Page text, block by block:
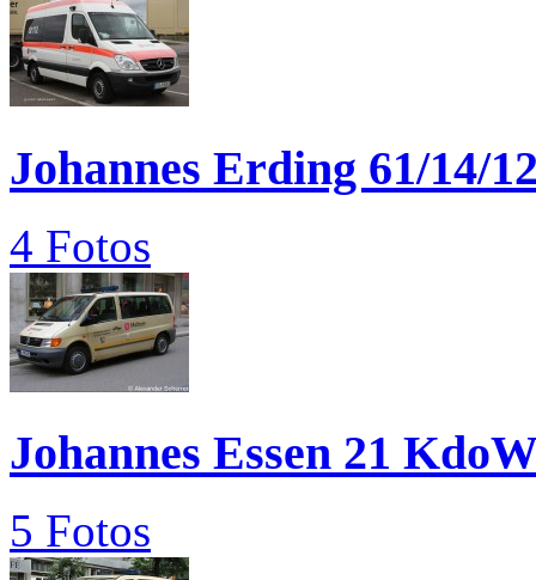
Johannes Erding 61/14/
4 Fotos
Johannes Essen 21
5 Fotos